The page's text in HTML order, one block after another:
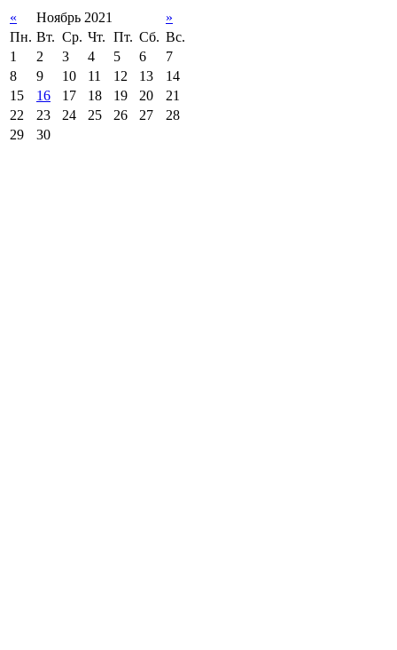
« Ноябрь 2021
»
Пн. Вт. Ср. Чт. Пт. Сб. Вс.
1
2 3 4 5 6
7
8
9 10 11 12 13
14
15
16 17 18 19 20
21
22
23 24 25 26 27
28
29
30